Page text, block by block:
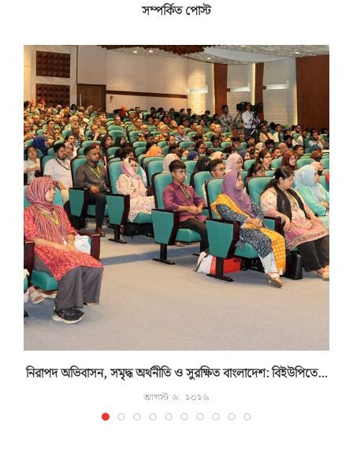
সম্পর্কিত পোস্ট
নিরাপদ অভিবাসন, সমৃদ্ধ অর্থনীতি ও সুরক্ষিত বাংলাদেশ: বিইউপিতে...
আগস্ট ৬, ২০২৬